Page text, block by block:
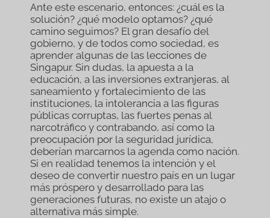
Ante este escenario, entonces: ¿cuál es la
solución? ¿qué modelo optamos? ¿qué
camino seguimos? El gran desafío del
gobierno, y de todos como sociedad, es
aprender algunas de las lecciones de
Singapur. Sin dudas, la apuesta a la
educación, a las inversiones extranjeras, al
saneamiento y fortalecimiento de las
instituciones, la intolerancia a las figuras
públicas corruptas, las fuertes penas al
narcotráfico y contrabando, así como la
preocupación por la seguridad jurídica,
deberían marcarnos la agenda como nación.
Si en realidad tenemos la intención y el
deseo de convertir nuestro país en un lugar
más próspero y desarrollado para las
generaciones futuras, no existe un atajo o
alternativa más simple.